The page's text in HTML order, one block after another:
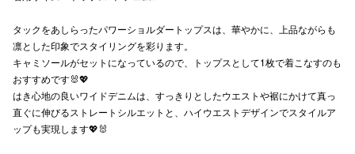
タックをあしらったパワーショルダートップスは、華やかに、上品ながらも
凛とした印象でスタイリングを彩ります。
キャミソールがセットになっているので、トップスとして1枚で着こなすのも
おすすめです🐰💖
はき心地の良いワイドデニムは、すっきりとしたウエストや裾にかけて真っ
直ぐに伸びるストレートシルエットと、ハイウエストデザインでスタイルア
ップも実現します💖🐰
三宮オ
キャナルシ
那覇オ